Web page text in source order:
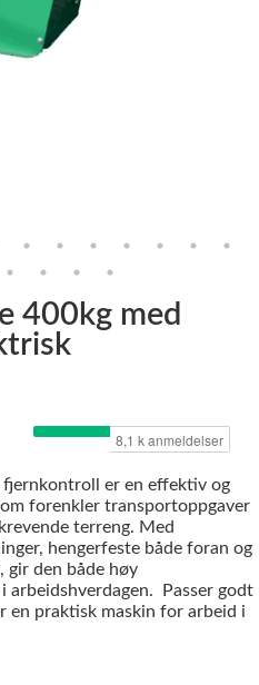
400kg med
er en effektiv og
forenkler transportoppgaver
terreng. Med
hengerfeste både foran og
gir den både høy
arbeidshverdagen. Passer godt
en praktisk maskin for arbeid i